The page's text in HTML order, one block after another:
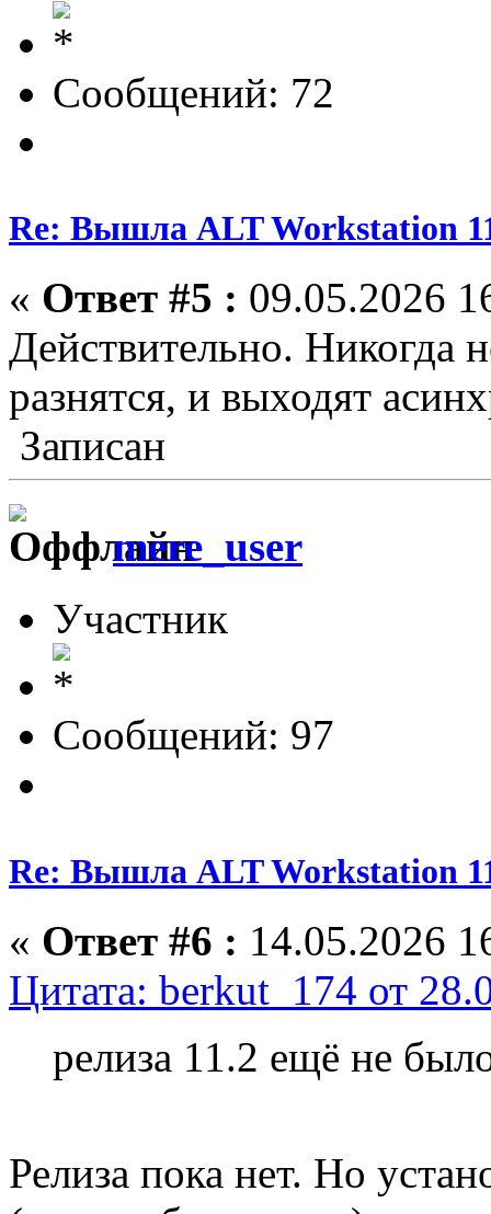
Сообщений: 72
Re: Вышла ALT Workstation
« Ответ #5 : 09.05.2026
Действительно. Никогда
разнятся, и выходят
Записан
mere_user
Участник
Сообщений: 97
Re: Вышла ALT Workstation
« Ответ #6 : 14.05.2026
Цитата: berkut_174 от
релиза 11.2 ещё не
Релиза пока нет. Но